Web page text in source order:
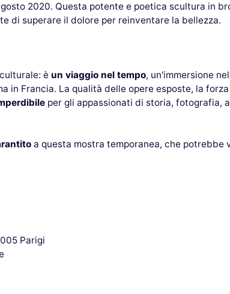
2020. Questa potente e poetica scultura in
di superare il dolore per reinventare la bellezza.
è un viaggio nel tempo, un'immersione
in Francia. La qualità delle opere esposte, la
per gli appassionati di storia, fotografia,
a questa mostra temporanea, che
Parigi